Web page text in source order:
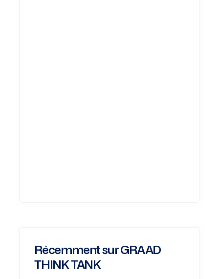
Récemment sur GRAAD
THINK TANK